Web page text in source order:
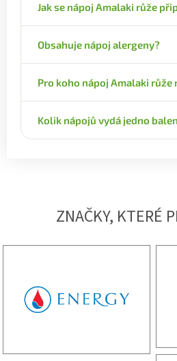
v teplé vodě.
Jak se nápoj Amalaki růže
směsi ve 250 ml teplé vody.
med a několik kapek citronu.
Obsahuje nápoj alergeny?
Pro koho nápoj Amalaki růže
doplněk stravy, který
vyváženou stravu.
Kolik nápojů vydá jedno
ZNAČKY, KTERÉ